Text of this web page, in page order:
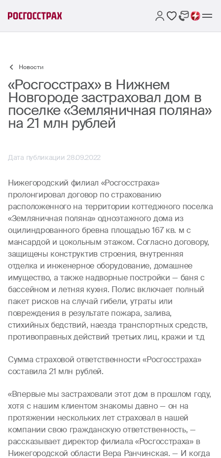
Новости
«Росгосстрах» в Нижнем
Новгороде застраховал дом в
поселке «Земляничная поляна»
на 21 млн рублей
Дата публикации 28.09.2022
Нижегородский филиал «Росгосстраха»
пролонгировал договор по страхованию
расположенного на территории коттеджного поселка
«Земляничная поляна» одноэтажного дома из
оцилиндрованного бревна площадью 167 кв. м с
мансардой и цокольным этажом. Согласно договору,
защищены конструктив строения, внутренняя
отделка и инженерное оборудование, домашнее
имущество, а также надворные постройки — баня с
бассейном и летняя кухня. Полис включает полный
пакет рисков на случай гибели, утраты или
повреждения в результате пожара, залива,
стихийных бедствий, наезда транспортных средств,
противоправных действий третьих лиц, кражи и т.д
Сумма страховой ответственности «Росгосстраха»
составила 21 млн рублей.
«Впервые мы застраховали этот дом в прошлом году,
хотя с нашим клиентом знакомы давно — он на
протяжении нескольких лет страховал в нашей
компании свою гражданскую ответственность, —
рассказывает директор филиала «Росгосстраха» в
Нижегородской области Вера Ранчинская. — И когда